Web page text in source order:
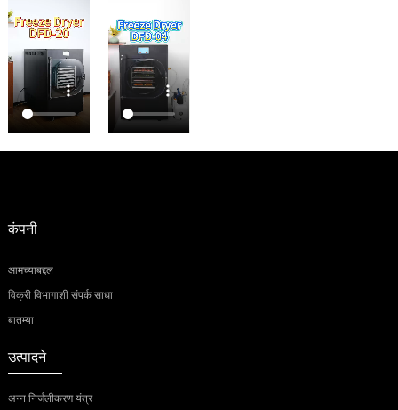
कंपनी
आमच्याबद्दल
विक्री विभागाशी संपर्क साधा
बातम्या
उत्पादने
अन्न निर्जलीकरण यंत्र